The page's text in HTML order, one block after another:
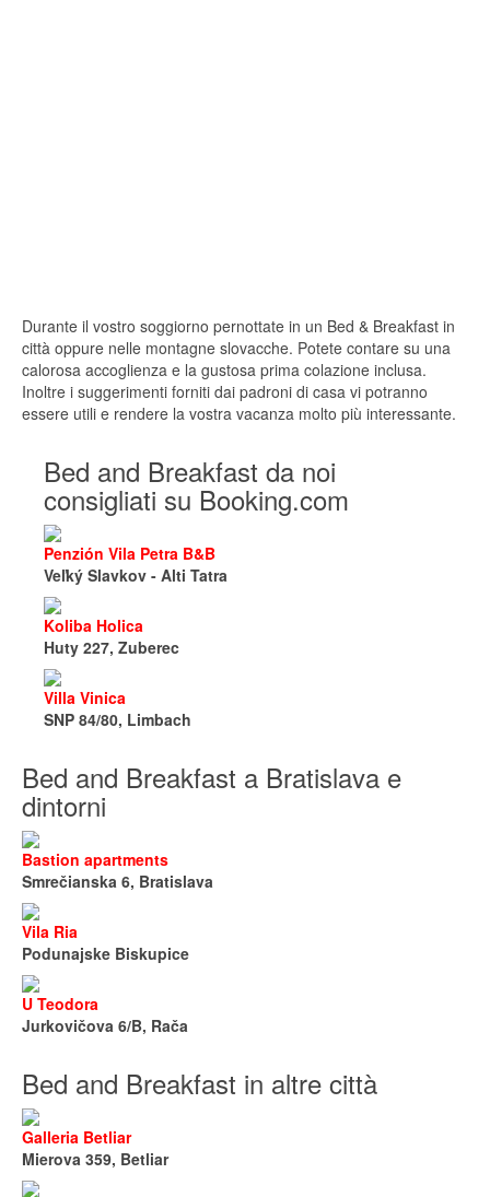
Durante il vostro soggiorno pernottate in un Bed & Breakfast in
città oppure nelle montagne slovacche. Potete contare su una
calorosa accoglienza e la gustosa prima colazione inclusa.
Inoltre i suggerimenti forniti dai padroni di casa vi potranno
essere utili e rendere la vostra vacanza molto più interessante.
Bed and Breakfast da noi
consigliati su Booking.com
Penzión Vila Petra B&B
Veľký Slavkov - Alti Tatra
Koliba Holica
Huty 227, Zuberec
Villa Vinica
SNP 84/80, Limbach
Bed and Breakfast a Bratislava e
dintorni
Bastion apartments
Smrečianska 6, Bratislava
Vila Ria
Podunajske Biskupice
U Teodora
Jurkovičova 6/B, Rača
Bed and Breakfast in altre città
Galleria Betliar
Mierova 359, Betliar